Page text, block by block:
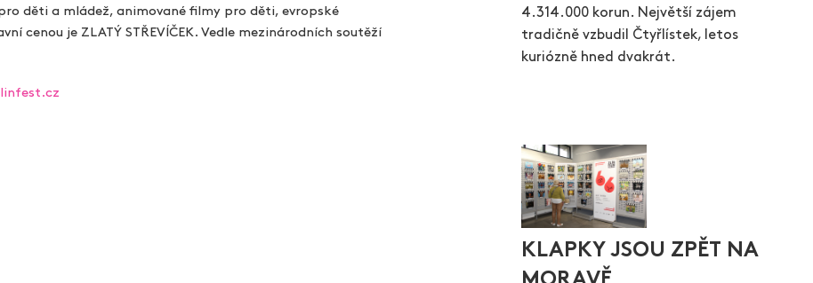
děti a mládež, animované filmy pro děti, evropské
cenou je ZLATÝ STŘEVÍČEK. Vedle mezinárodních soutěží
4.314.000 korun. Největší zájem
tradičně vzbudil Čtyřlístek, letos
kuriózně hned dvakrát.
KLAPKY JSOU ZPĚT NA